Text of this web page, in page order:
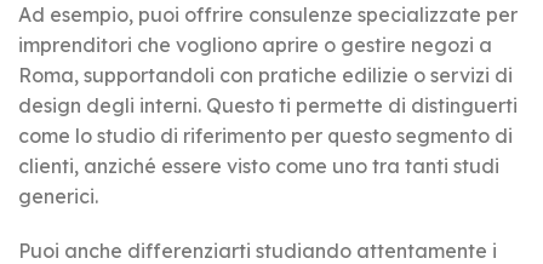
Ad esempio, puoi offrire consulenze specializzate per
imprenditori che vogliono aprire o gestire negozi a
Roma, supportandoli con pratiche edilizie o servizi di
design degli interni. Questo ti permette di distinguerti
come lo studio di riferimento per questo segmento di
clienti, anziché essere visto come uno tra tanti studi
generici.
Puoi anche differenziarti studiando attentamente i